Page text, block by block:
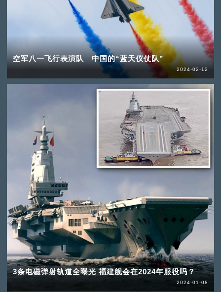
空军八一飞行表演队 中国的“蓝天仪仗队”
2024-02-12
3条电磁弹射轨道全曝光 福建舰会在2024年服役吗？
2024-01-08